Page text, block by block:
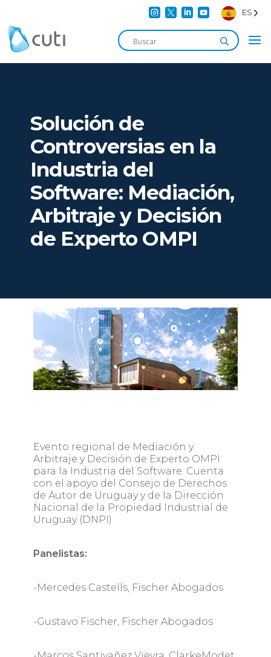
    ES
Solución de
Controversias en la
Industria del
Software: Mediación,
Arbitraje y Decisión
de Experto OMPI
Evento regional de Mediación y
Arbitraje y Decisión de Experto OMPI
para la Industria del Software. Cuenta
con el apoyo del Consejo de Derechos
de Autor de Uruguay y de la Dirección
Nacional de la Propiedad Industrial de
Uruguay (DNPI)
Panelistas:
-Mercedes Castells, Fischer Abogados
-Gustavo Fischer, Fischer Abogados